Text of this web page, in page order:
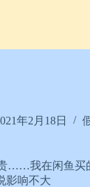
年2月18日
……我在闲鱼买
影响不大